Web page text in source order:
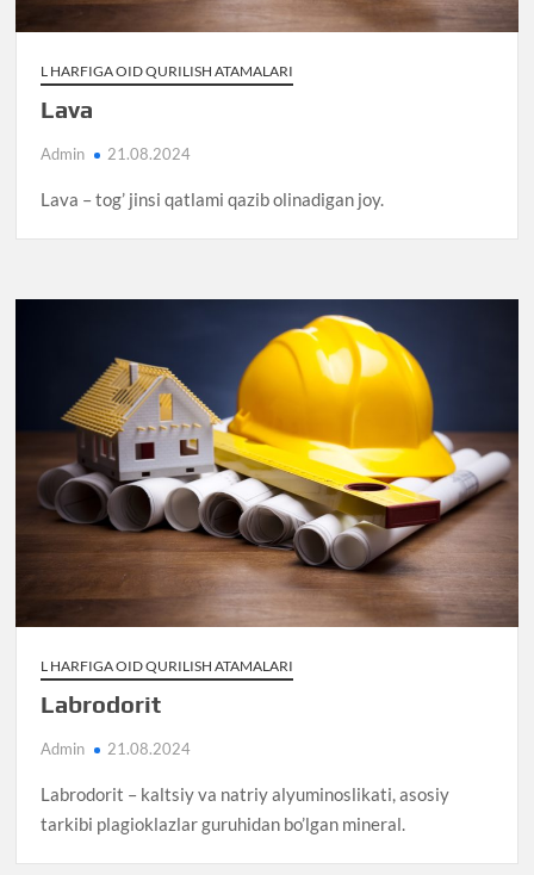
L HARFIGA OID QURILISH ATAMALARI
Lava
Admin 21.08.2024
Lava – tog’ jinsi qatlami qazib olinadigan joy.
L HARFIGA OID QURILISH ATAMALARI
Labrodorit
Admin 21.08.2024
Labrodorit – kaltsiy va natriy alyuminoslikati, asosiy
tarkibi plagioklazlar guruhidan bo’lgan mineral.